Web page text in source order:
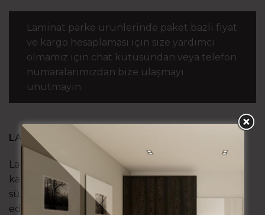
Laminat parke ürünlerinde paket bazlı fiyat
ve kargo hesaplaması için size yardımcı
olmamız için chat kutusundan veya telefon
numaralarımızdan bize ulaşmayı
unutmayın.
LAMİNAT PARKE NEDİR?
Laminat parke teknoloji ürünü bir zemin
kaplamasıdır. Endüstriyel yetiştirilmiş,
sürdürülebilirlik sertifikalı ormanlardan elde
edilen ağaçların işlenerek güçlendirip